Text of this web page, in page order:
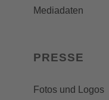
Mediadaten
PRESSE
Fotos und Logos